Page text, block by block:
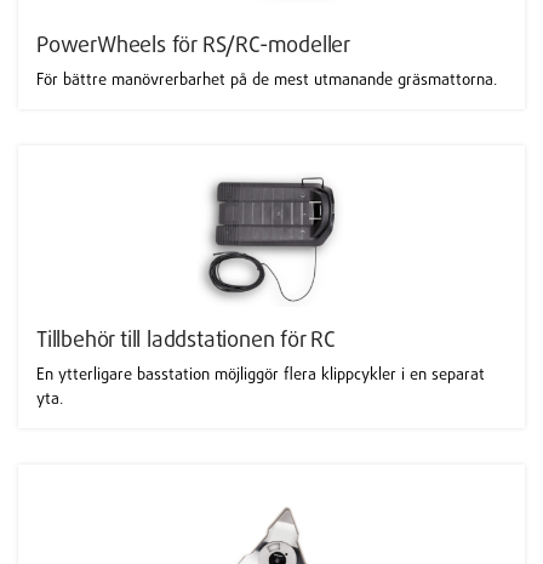
PowerWheels för RS/RC-modeller
För bättre manövrerbarhet på de mest utmanande gräsmattorna.
Tillbehör till laddstationen för RC
En ytterligare basstation möjliggör flera klippcykler i en separat
yta.